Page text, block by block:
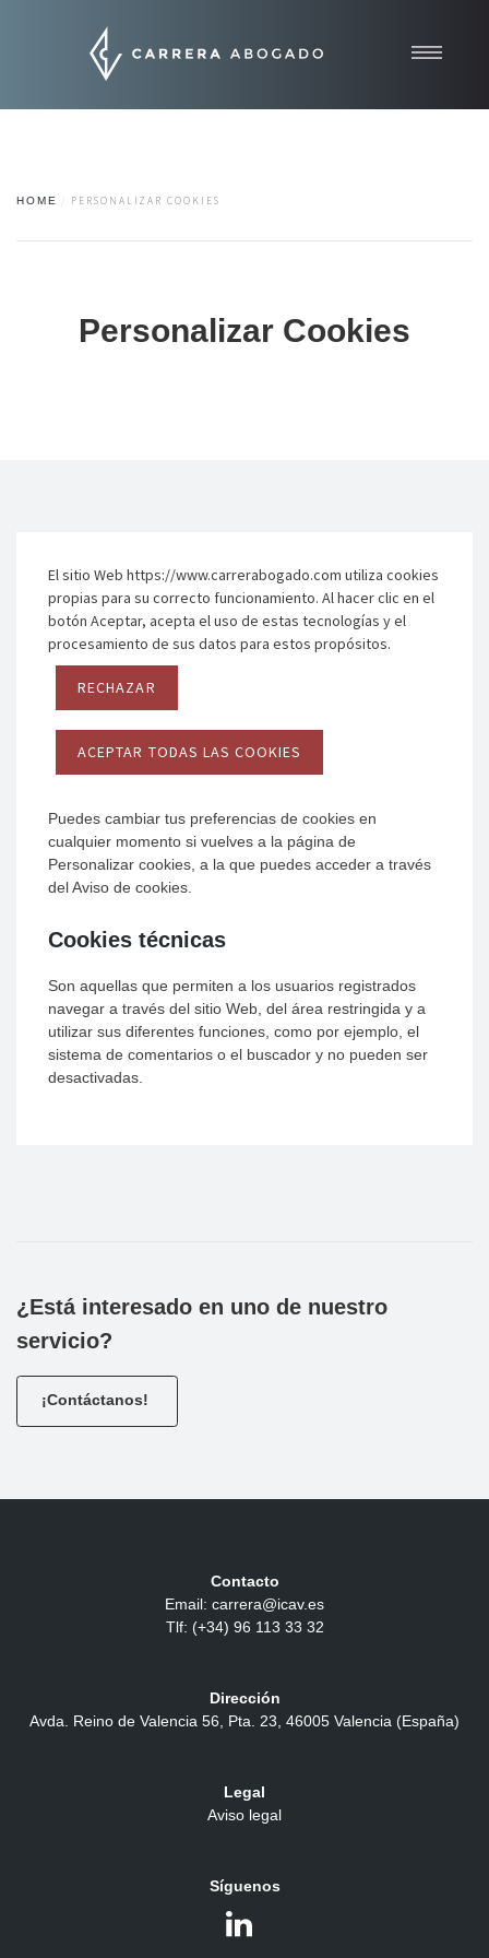
Noticias
HOME PERSONALIZAR COOKIES
Personalizar Cookies
El sitio Web https://www.carrerabogado.com utiliza cookies
propias para su correcto funcionamiento. Al hacer clic en el
botón Aceptar, acepta el uso de estas tecnologías y el
procesamiento de sus datos para estos propósitos.
RECHAZAR
ACEPTAR TODAS LAS COOKIES
Puedes cambiar tus preferencias de cookies en
cualquier momento si vuelves a la página de
Personalizar cookies, a la que puedes acceder a través
del Aviso de cookies.
Cookies técnicas
Son aquellas que permiten a los usuarios registrados
navegar a través del sitio Web, del área restringida y a
utilizar sus diferentes funciones, como por ejemplo, el
sistema de comentarios o el buscador y no pueden ser
desactivadas.
¿Está interesado en uno de nuestro
servicio?
¡Contáctanos!
Contacto
Email: carrera@icav.es
Tlf: (+34) 96 113 33 32
Dirección
Avda. Reino de Valencia 56, Pta. 23, 46005 Valencia (España)
Legal
Aviso legal
Síguenos